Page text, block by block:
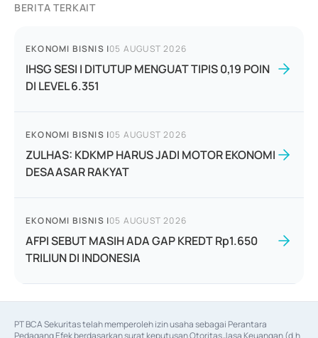
BERITA TERKAIT
EKONOMI BISNIS |05 AUGUST 2026
IHSG SESI I DITUTUP MENGUAT TIPIS 0,19 POIN
DI LEVEL 6.351
EKONOMI BISNIS |05 AUGUST 2026
ZULHAS: KDKMP HARUS JADI MOTOR EKONOMI
DESAASAR RAKYAT
EKONOMI BISNIS |05 AUGUST 2026
AFPI SEBUT MASIH ADA GAP KREDT Rp1.650
TRILIUN DI INDONESIA
PT BCA Sekuritas telah memperoleh izin usaha sebagai Perantara
Pedagang Efek berdasarkan surat keputusan Otoritas Jasa Keuangan (d.h